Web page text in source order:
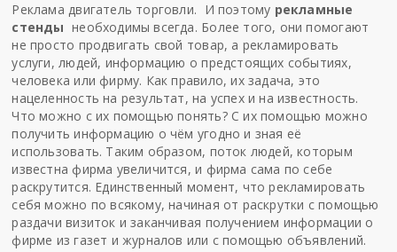
Реклама двигатель торговли. И поэтому рекламные
стенды необходимы всегда. Более того, они помогают
не просто продвигать свой товар, а рекламировать
услуги, людей, информацию о предстоящих событиях,
человека или фирму. Как правило, их задача, это
нацеленность на результат, на успех и на известность.
Что можно с их помощью понять? С их помощью можно
получить информацию о чём угодно и зная её
использовать. Таким образом, поток людей, которым
известна фирма увеличится, и фирма сама по себе
раскрутится. Единственный момент, что рекламировать
себя можно по всякому, начиная от раскрутки с помощью
раздачи визиток и заканчивая получением информации о
фирме из газет и журналов или с помощью объявлений.